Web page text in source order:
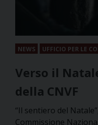
NEWS UFFICIO PER LE
Verso il
della CNVF
“Il sentiero del
Commissione